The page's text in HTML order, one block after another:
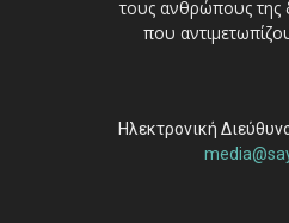
τους ανθρώπους της
που
Ηλεκτρονική